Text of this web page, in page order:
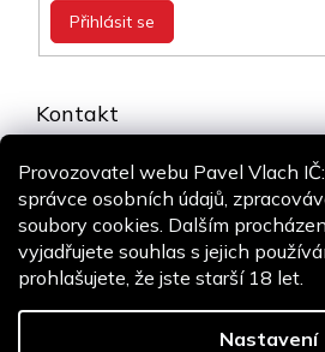
Provozovatel webu Pavel Vlach
správce osobních údajů,
soubory cookies. Dalším
vyjadřujete souhlas s jejich
prohlašujete, že jste starší 18 let.
Nastavení
Přihlásit se
Kontakt
+420 775 106 530
Staň se fanouškem
Shoptak.cz |